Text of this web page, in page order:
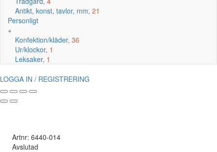
Antikt, konst, tavlor, mm, 21
Personligt
+
Konfektion/kläder, 36
Ur/klockor, 1
Leksaker, 1
LOGGA IN / REGISTRERING
Artnr: 6440-014
Avslutad